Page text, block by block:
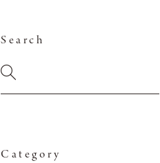
Search
Category